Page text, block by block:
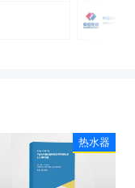
热水器